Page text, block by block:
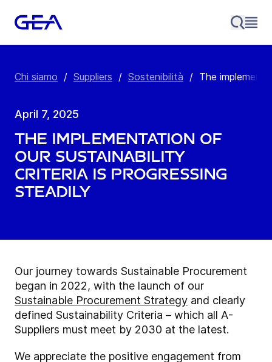
Chi siamo / Suppliers / Sostenibilità / The
April 7, 2025
The implementation of
our sustainability
criteria is progressing
steadily
Our journey towards Sustainable Procurement
began in 2022, with the launch of our
Sustainable Procurement Strategy and clearly
defined Sustainability Criteria – which all A-
Suppliers must meet by 2030 at the latest.
We appreciate the positive engagement from